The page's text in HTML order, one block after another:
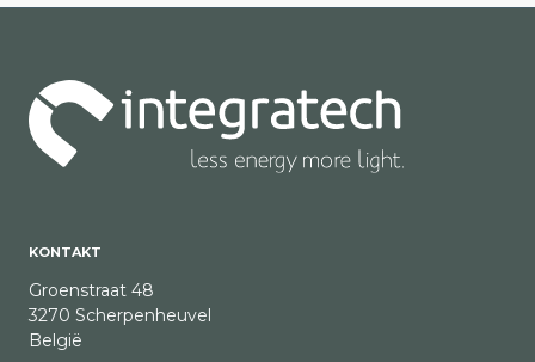
KONTAKT
Groenstraat 48
3270 Scherpenheuvel
België